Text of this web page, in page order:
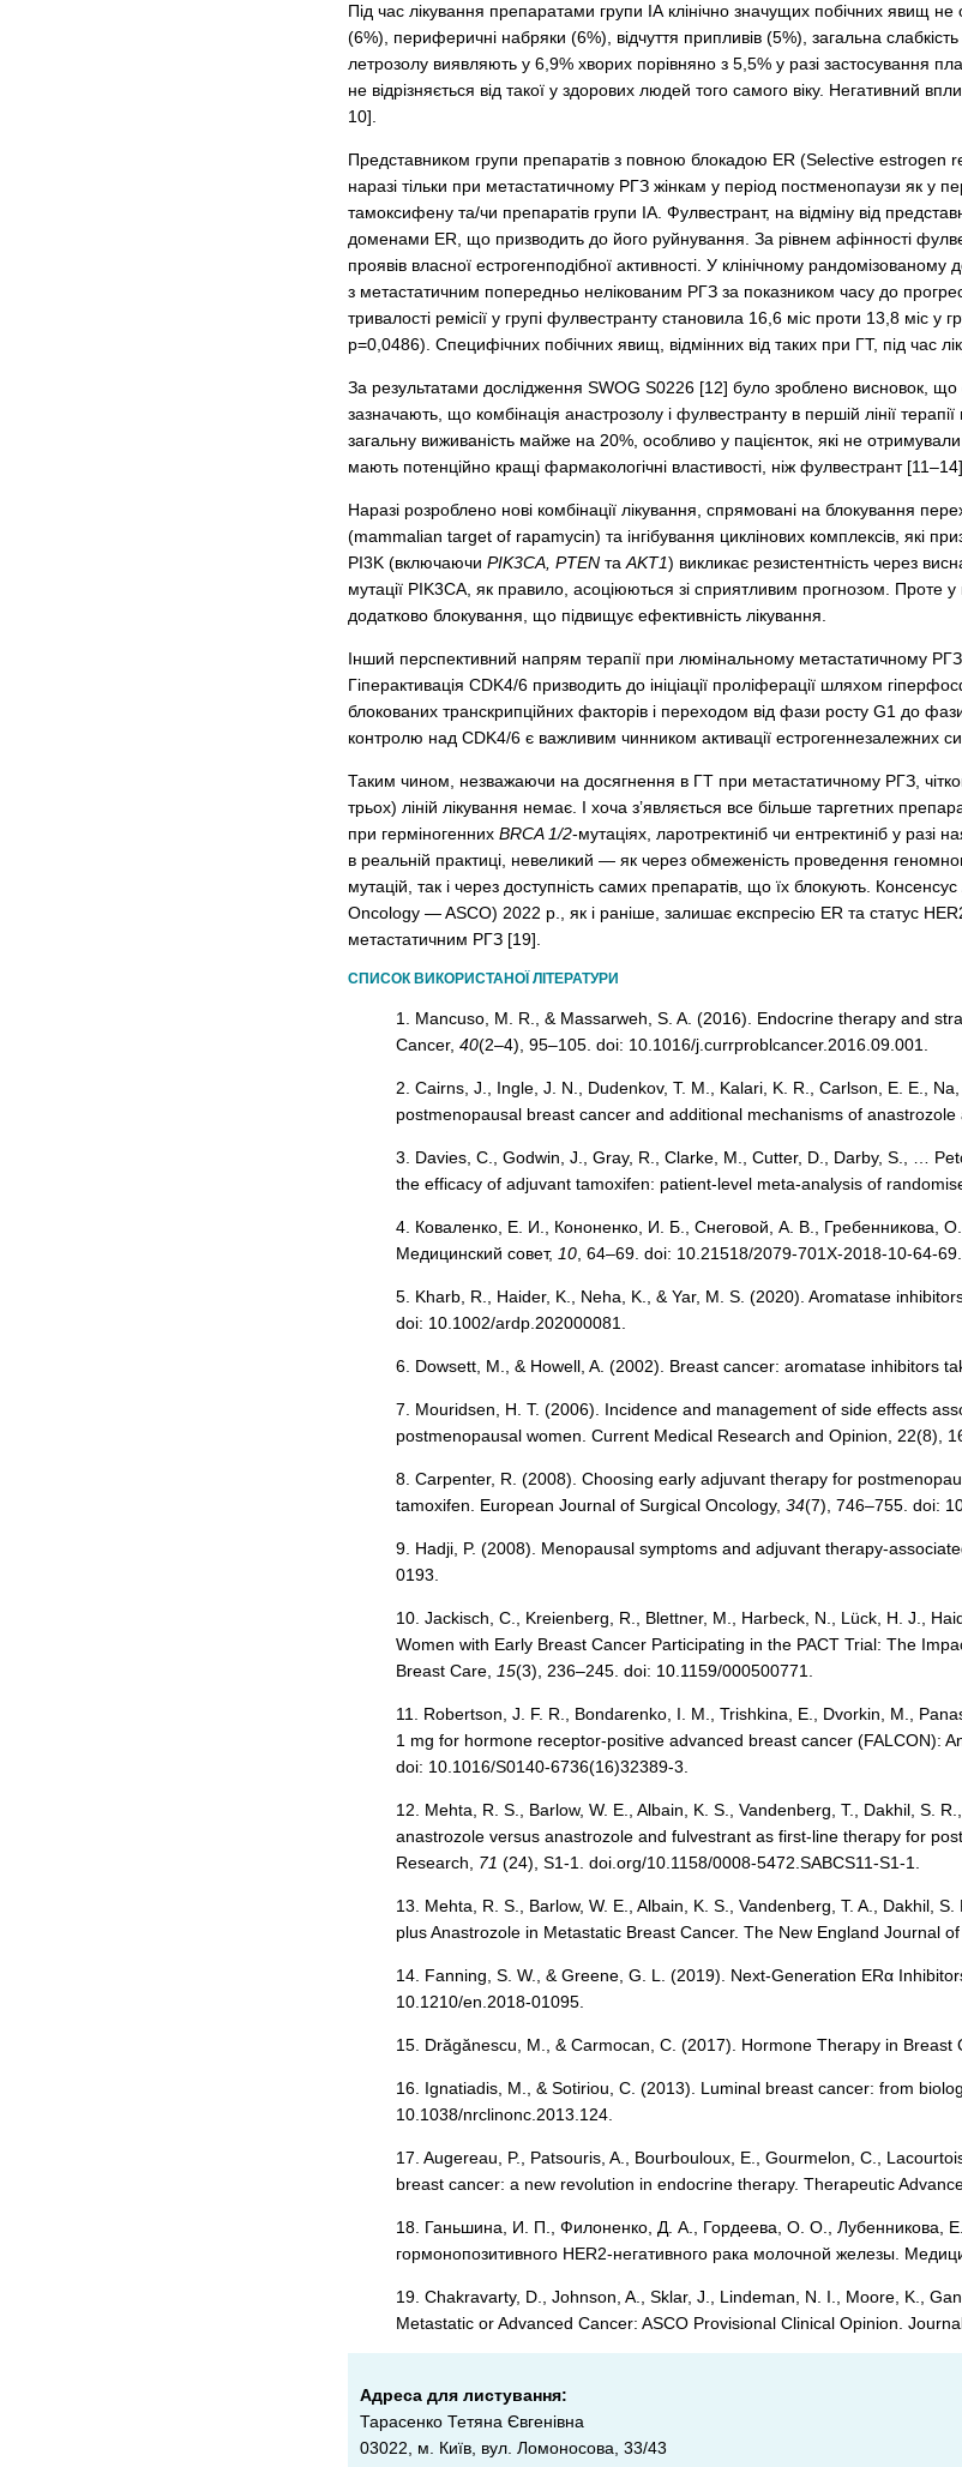
Під час лікування препаратами групи ІА клінічно значущих побічних явищ
(6%), периферичні набряки (6%), відчуття припливів (5%), загальна
летрозолу виявляють у 6,9% хворих порівняно з 5,5% у разі застосування
не відрізняється від такої у здорових людей того самого віку. Негативний
10].
Представником групи препаратів з повною блокадою ER (Selective
наразі тільки при метастатичному РГЗ жінкам у період постменопаузи як у
тамоксифену та/чи препаратів групи ІА. Фулвестрант, на відміну від
доменами ER, що призводить до його руйнування. За рівнем афінності
проявів власної естрогенподібної активності. У клінічному
з метастатичним попередньо нелікованим РГЗ за показником часу до
тривалості ремісії у групі фулвестранту становила 16,6 міс проти 13,8 міс
p=0,0486). Специфічних побічних явищ, відмінних від таких при ГТ, під час
За результатами дослідження SWOG S0226 [12] було зроблено висновок,
зазначають, що комбінація анастрозолу і фулвестранту в першій лінії
загальну виживаність майже на 20%, особливо у пацієнток, які не
мають потенційно кращі фармакологічні властивості, ніж фулвестрант [11–14].
Наразі розроблено нові комбінації лікування, спрямовані на блокування
(mammalian target of rapamycin) та інгібування циклінових комплексів, які
PI3K (включаючи PIK3CA, PTEN та AKT1) викликає резистентність через
мутації PIK3CA, як правило, асоціюються зі сприятливим прогнозом. Проте
додатково блокування, що підвищує ефективність лікування.
Інший перспективний напрям терапії при люмінальному метастатичному РГЗ
Гіперактивація CDK4/6 призводить до ініціації проліферації шляхом
блокованих транскрипційних факторів і переходом від фази росту G1 до
контролю над CDK4/6 є важливим чинником активації естрогеннезалежних
Таким чином, незважаючи на досягнення в ГТ при метастатичному РГЗ,
трьох) ліній лікування немає. І хоча з’являється все більше таргетних
при герміногенних BRCA 1/2-мутаціях, ларотректиніб чи ентректиніб у разі
в реальній практиці, невеликий — як через обмеженість проведення
мутацій, так і через доступність самих препаратів, що їх блокують.
Oncology — ASCO) 2022 р., як і раніше, залишає експресію ER та статус
метастатичним РГЗ [19].
СПИСОК ВИКОРИСТАНОЇ ЛІТЕРАТУРИ
1. Mancuso, M. R., & Massarweh, S. A. (2016). Endocrine therapy and
Cancer, 40(2–4), 95–105. doi: 10.1016/j.currproblcancer.2016.09.001.
2. Cairns, J., Ingle, J. N., Dudenkov, T. M., Kalari, K. R., Carlson, E. E.,
postmenopausal breast cancer and additional mechanisms of
3. Davies, C., Godwin, J., Gray, R., Clarke, M., Cutter, D., Darby, S., …
the efficacy of adjuvant tamoxifen: patient-level meta-analysis of
4. Коваленко, E. И., Кононенко, И. Б., Снеговой, А. В.,
Медицинский совет, 10 , 64–69. doi: 10.21518/2079-701Х-2018-10-64-69.
5. Kharb, R., Haider, K., Neha, K., & Yar, M. S. (2020). Aromatase
doi: 10.1002/ardp.202000081.
6. Dowsett, M., & Howell, A. (2002). Breast cancer: aromatase inhibitors
7. Mouridsen, H. T. (2006). Incidence and management of side effects
postmenopausal women. Current Medical Research and Opinion, 22(8),
8. Carpenter, R. (2008). Choosing early adjuvant therapy for
tamoxifen. European Journal of Surgical Oncology, 34(7), 746–755. doi:
9. Hadji, P. (2008). Menopausal symptoms and adjuvant therapy-
0193.
10. Jackisch, C., Kreienberg, R., Blettner, M., Harbeck, N., Lück, H. J.,
Women with Early Breast Cancer Participating in the PACT Trial: The
Breast Care,
15(3), 236–245. doi: 10.1159/000500771.
11. Robertson, J. F. R., Bondarenko, I. M., Trishkina, E., Dvorkin, M.,
1 mg for hormone receptor-positive advanced breast cancer (FALCON):
doi: 10.1016/S0140-6736(16)32389-3.
12. Mehta, R. S., Barlow, W. E., Albain, K. S., Vandenberg, T., Dakhil, S.
anastrozole versus anastrozole and fulvestrant as first-line therapy for
Research, 71 (24), S1-1. doi.org/10.1158/0008-5472.SABCS11-S1-1.
13. Mehta, R. S., Barlow, W. E., Albain, K. S., Vandenberg, T. A., Dakhil,
plus Anastrozole in Metastatic Breast Cancer. The New England Journal of
14. Fanning, S. W., & Greene, G. L. (2019). Next-Generation ERα
10.1210/en.2018-01095.
15. Drăgănescu, M., & Carmocan, C. (2017). Hormone Therapy in Breast
16. Ignatiadis, M., & Sotiriou, C. (2013). Luminal breast cancer: from
10.1038/nrclinonc.2013.124.
17. Augereau, P., Patsouris, A., Bourbouloux, E., Gourmelon, C.,
breast cancer: a new revolution in endocrine therapy. Therapeutic
18. Ганьшина, И. П., Филоненко, Д. А., Гордеева, О. О., Лубенникова,
гормонопозитивного HER2-негативного рака молочной железы.
19. Chakravarty, D., Johnson, A., Sklar, J., Lindeman, N. I., Moore, K.,
Metastatic or Advanced Cancer: ASCO Provisional Clinical Opinion.
Адреса для листування:
Тарасенко Тетяна Євгенівна
03022, м. Київ, вул. Ломоносова, 33/43